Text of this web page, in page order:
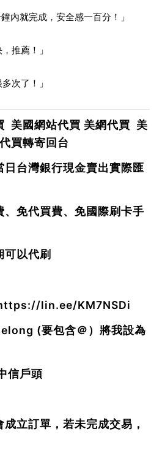
內就完成，安全感一百分！」
推薦！」
次了！」
美國網站代買 美網代買 美
買轉寄回台
日台灣銀行現金賣出實際匯
、免代買費、免國際刷卡手
可以代刷
lin.ee/KM7NSDi
(要包含＠）將我設為
信戶頭
立訂單，若未完成交易，